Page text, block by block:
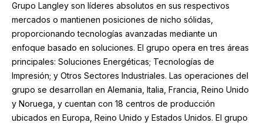
Grupo Langley son líderes absolutos en sus respectivos
mercados o mantienen posiciones de nicho sólidas,
proporcionando tecnologías avanzadas mediante un
enfoque basado en soluciones. El grupo opera en tres áreas
principales: Soluciones Energéticas; Tecnologías de
Impresión; y Otros Sectores Industriales. Las operaciones del
grupo se desarrollan en Alemania, Italia, Francia, Reino Unido
y Noruega, y cuentan con 18 centros de producción
ubicados en Europa, Reino Unido y Estados Unidos. El grupo